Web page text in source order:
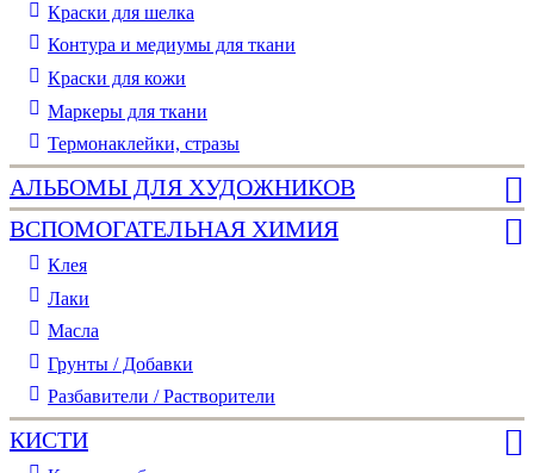
Краски для шелка
Контура и медиумы для ткани
Краски для кожи
Маркеры для ткани
Термонаклейки, стразы
АЛЬБОМЫ ДЛЯ ХУДОЖНИКОВ
ВСПОМОГАТЕЛЬНАЯ ХИМИЯ
Клея
Лаки
Масла
Грунты / Добавки
Разбавители / Растворители
КИСТИ